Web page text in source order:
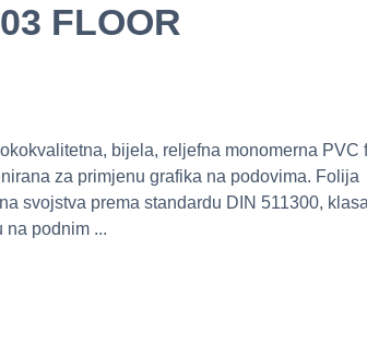
FLOOR
bijela, reljefna monomerna PVC
za primjenu grafika na podovima. Folija
svojstva prema standardu DIN 511300,
na podnim ...